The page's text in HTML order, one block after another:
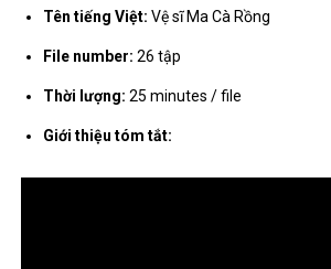
Tên tiếng Việt:Vệ sĩ Ma Cà Rồng
File number:26 tập
Thời lượng:25 minutes / file
Giới thiệu tóm tắt: